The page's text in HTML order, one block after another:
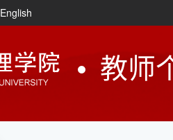
English
教师